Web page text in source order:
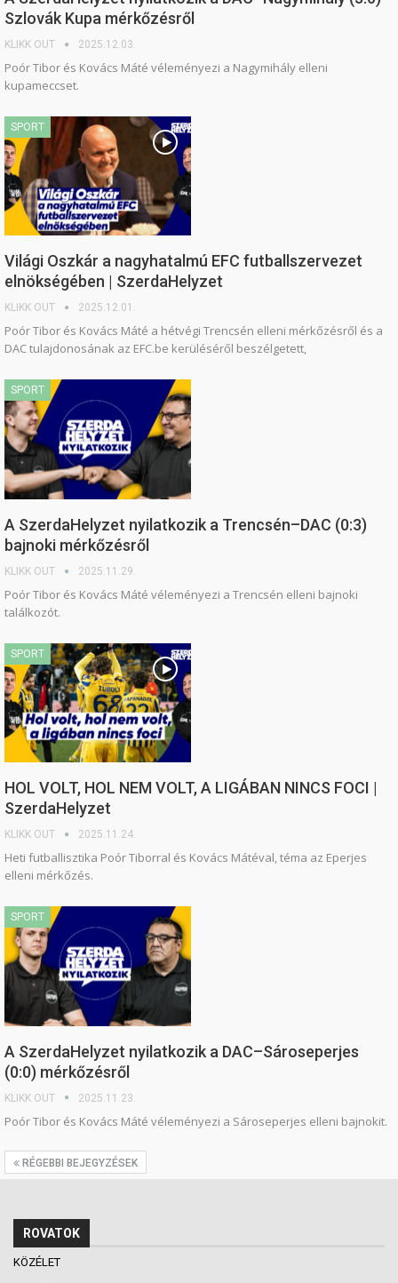
Szlovák Kupa mérkőzésről
KLIKK OUT 2025.12.03.
Poór Tibor és Kovács Máté véleményezi a Nagymihály elleni
kupameccset.
SPORT
Világi Oszkár a nagyhatalmú EFC futballszervezet
elnökségében | SzerdaHelyzet
KLIKK OUT 2025.12.01.
Poór Tibor és Kovács Máté a hétvégi Trencsén elleni mérkőzésről és a
DAC tulajdonosának az EFC.be kerüléséről beszélgetett,
SPORT
A SzerdaHelyzet nyilatkozik a Trencsén–DAC (0:3)
bajnoki mérkőzésről
KLIKK OUT 2025.11.29.
Poór Tibor és Kovács Máté véleményezi a Trencsén elleni bajnoki
találkozót.
SPORT
HOL VOLT, HOL NEM VOLT, A LIGÁBAN NINCS FOCI |
SzerdaHelyzet
KLIKK OUT 2025.11.24.
Heti futballisztika Poór Tiborral és Kovács Mátéval, téma az Eperjes
elleni mérkőzés.
SPORT
A SzerdaHelyzet nyilatkozik a DAC–Sároseperjes
(0:0) mérkőzésről
KLIKK OUT 2025.11.23.
Poór Tibor és Kovács Máté véleményezi a Sároseperjes elleni bajnokit.
RÉGEBBI BEJEGYZÉSEK
ROVATOK
KÖZÉLET